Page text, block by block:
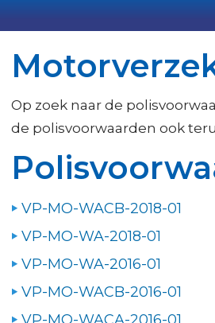
Op zoek naar de
de polisvoorwaarden ook
VP-MO-WACB-2018-01
VP-MO-WA-2018-01
VP-MO-WA-2016-01
VP-MO-WACB-2016-01